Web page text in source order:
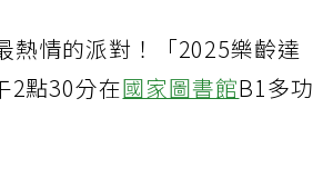
熱情的派對！「2025樂齡達
2點30分在國家圖書館B1多